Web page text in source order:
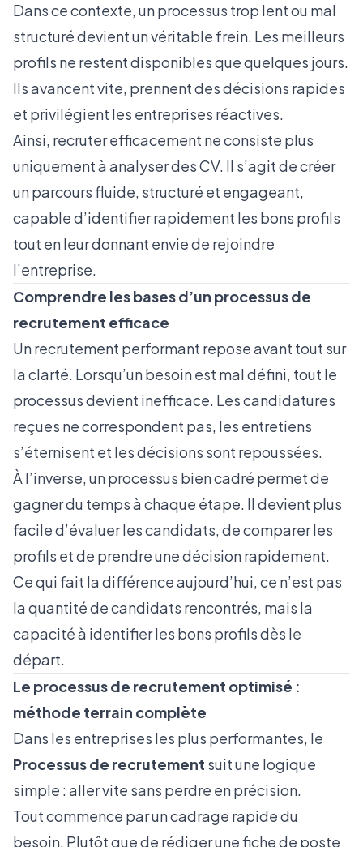
Dans ce contexte, un processus trop lent ou mal
structuré devient un véritable frein. Les meilleurs
profils ne restent disponibles que quelques jours.
Ils avancent vite, prennent des décisions rapides
et privilégient les entreprises réactives.
Ainsi, recruter efficacement ne consiste plus
uniquement à analyser des CV. Il s’agit de créer
un parcours fluide, structuré et engageant,
capable d’identifier rapidement les bons profils
tout en leur donnant envie de rejoindre
l’entreprise.
Comprendre les bases d’un processus de
recrutement efficace
Un recrutement performant repose avant tout sur
la clarté. Lorsqu’un besoin est mal défini, tout le
processus devient inefficace. Les candidatures
reçues ne correspondent pas, les entretiens
s’éternisent et les décisions sont repoussées.
À l’inverse, un processus bien cadré permet de
gagner du temps à chaque étape. Il devient plus
facile d’évaluer les candidats, de comparer les
profils et de prendre une décision rapidement.
Ce qui fait la différence aujourd’hui, ce n’est pas
la quantité de candidats rencontrés, mais la
capacité à identifier les bons profils dès le
départ.
Le processus de recrutement optimisé :
méthode terrain complète
Dans les entreprises les plus performantes, le
Processus de recrutement suit une logique
simple : aller vite sans perdre en précision.
Tout commence par un cadrage rapide du
besoin. Plutôt que de rédiger une fiche de poste